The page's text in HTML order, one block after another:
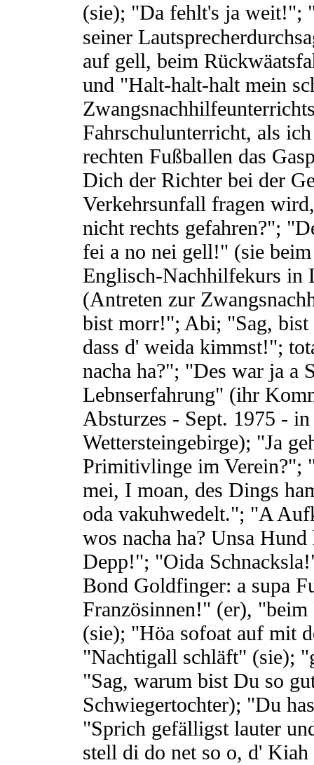
(sie); "Da fehlt's ja weit!";
seiner
auf gell, beim
und "Halt-halt-halt mein
Fahrschulunterricht, als
rechten Fußballen das
Dich der Richter bei der
Verkehrsunfall fragen
nicht rechts gefahren?";
fei a no nei gell!" (sie
Englisch-Nachhilfekurs in
(Antreten zur
bist morr!"; Abi; "Sag, bist
dass d' weida kimmst!";
nacha ha?"; "Des war ja a
Lebnserfahrung" (ihr
Absturzes - Sept. 1975 -
Wettersteingebirge); "Ja
Primitivlinge im Verein?";
mei, I moan, des Dings
oda vakuhwedelt."; "A
wos nacha ha? Unsa
Depp!"; "Oida
Bond Goldfinger: a supa
Französinnen!" (er),
(sie); "Höa sofoat auf mit
"Nachtigall schläft" (sie);
"Sag, warum bist Du so
Schwiegertochter); "Du
"Sprich gefälligst lauter
stell di do net so o, d'